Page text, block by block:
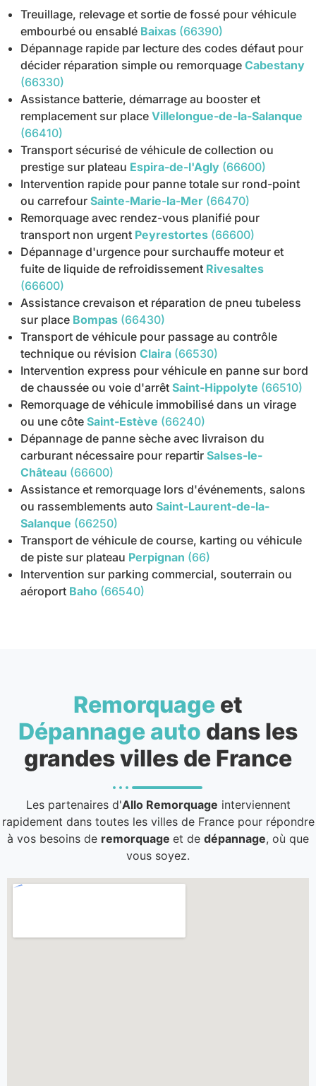
Treuillage, relevage et sortie de fossé pour véhicule
embourbé ou ensablé Baixas (66390)
Dépannage rapide par lecture des codes défaut pour
décider réparation simple ou remorquage Cabestany
(66330)
Assistance batterie, démarrage au booster et
remplacement sur place Villelongue-de-la-Salanque
(66410)
Transport sécurisé de véhicule de collection ou
prestige sur plateau Espira-de-l'Agly (66600)
Intervention rapide pour panne totale sur rond-point
ou carrefour Sainte-Marie-la-Mer (66470)
Remorquage avec rendez-vous planifié pour
transport non urgent Peyrestortes (66600)
Dépannage d'urgence pour surchauffe moteur et
fuite de liquide de refroidissement Rivesaltes
(66600)
Assistance crevaison et réparation de pneu tubeless
sur place Bompas (66430)
Transport de véhicule pour passage au contrôle
technique ou révision Claira (66530)
Intervention express pour véhicule en panne sur bord
de chaussée ou voie d'arrêt Saint-Hippolyte (66510)
Remorquage de véhicule immobilisé dans un virage
ou une côte Saint-Estève (66240)
Dépannage de panne sèche avec livraison du
carburant nécessaire pour repartir Salses-le-
Château (66600)
Assistance et remorquage lors d'événements, salons
ou rassemblements auto Saint-Laurent-de-la-
Salanque (66250)
Transport de véhicule de course, karting ou véhicule
de piste sur plateau Perpignan (66)
Intervention sur parking commercial, souterrain ou
aéroport Baho (66540)
Remorquage et
Dépannage auto dans les
grandes villes de France
Les partenaires d'Allo Remorquage interviennent
rapidement dans toutes les villes de France pour répondre
à vos besoins de remorquage et de dépannage, où que
vous soyez.